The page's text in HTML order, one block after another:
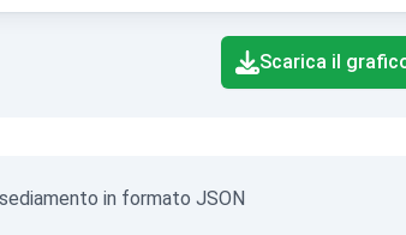
chart.
Scarica il
in formato JSON